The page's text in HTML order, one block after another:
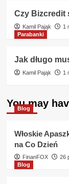
Czy Bizcredit
Kamil Pająk
1
Parabanki
Jak długo
Kamil Pająk 1
You may
Blog
Włoskie
na Co Dzień
FinanFOX
26
Blog